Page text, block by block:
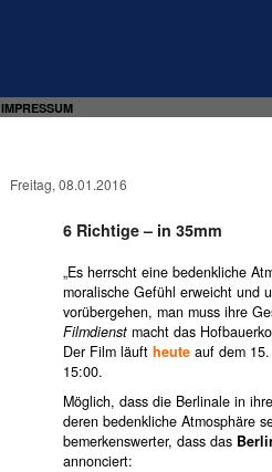
IMPRESSUM
Freitag, 08.01.2016
6 Richtige – in 35mm
„Es herrscht eine bedenkliche
moralische Gefühl erweicht und
vorübergehen, man muss ihre
Filmdienst macht das
Der Film läuft heute auf dem
15:00.
Möglich, dass die Berlinale in
deren bedenkliche Atmosphäre
bemerkenswerter, dass das
annonciert: